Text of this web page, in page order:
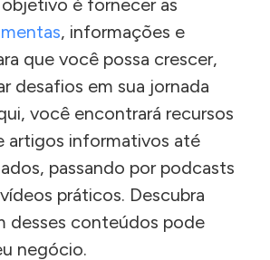
é fornecer as
, informações e
que você possa crescer,
desafios em sua jornada
você encontrará recursos
artigos informativos até
passando por podcasts
práticos. Descubra
desses conteúdos pode
negócio.